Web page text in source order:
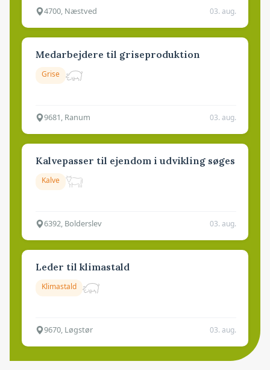
4700, Næstved 03. aug.
Medarbejdere til griseproduktion
Grise
9681, Ranum 03. aug.
Kalvepasser til ejendom i udvikling søges
Kalve
6392, Bolderslev 03. aug.
Leder til klimastald
Klimastald
9670, Løgstør 03. aug.